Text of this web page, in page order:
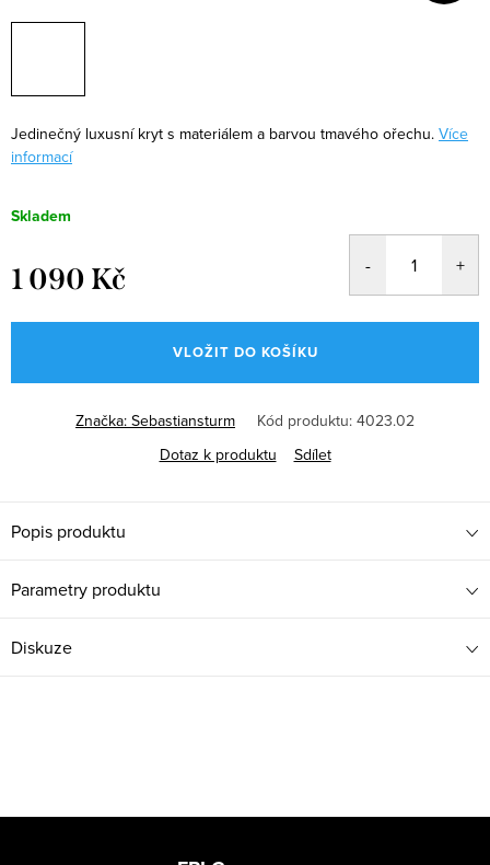
Jedinečný luxusní kryt s materiálem a barvou tmavého ořechu. Více
informací
Skladem
1 090 Kč
cena:
VLOŽIT DO KOŠÍKU
Značka: Sebastiansturm Kód produktu: 4023.02
Dotaz k produktu
Sdílet
Popis produktu
Parametry produktu
Diskuze